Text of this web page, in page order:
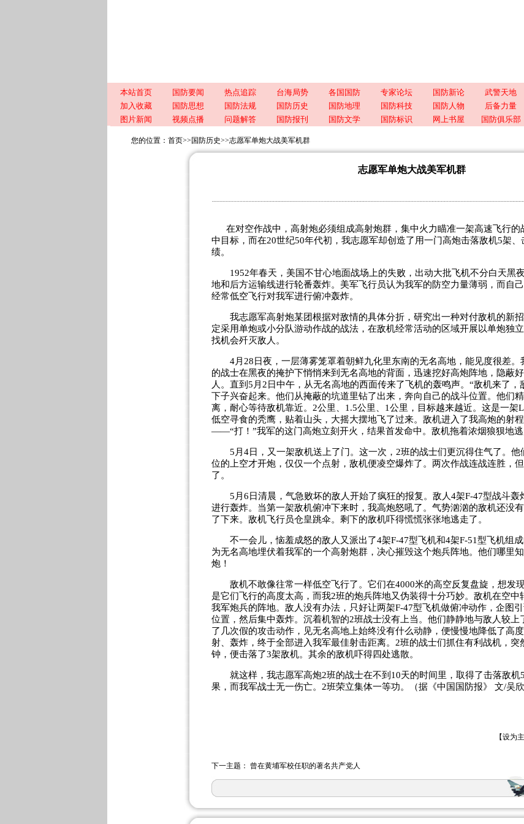
本站首页 国防要闻 热点追踪 台海局势 各国国防 专家论坛 国防新论 武警天地
加入收藏
国防思想 国防法规 国防历史 国防地理 国防科技 国防人物 后备力量
图片新闻
视频点播 问题解答 国防报刊 国防文学 国防标识 网上书屋 国防俱乐部
您的位置： 首页>> 国防历史>>志愿军单炮大战美军机群
志愿军单炮大战美军机群
在对空作战中，高射炮必须组成高射炮群，集中火力瞄准一架高速飞行的
中目标，而在20世纪50年代初，我志愿军却创造了用一门高炮击落敌机5架
绩。
1952年春天，美国不甘心地面战场上的失败，出动大批飞机不分白天黑
地和后方运输线进行轮番轰炸。美军飞行员认为我军的防空力量薄弱，而自
经常低空飞行对我军进行俯冲轰炸。
我志愿军高射炮某团根据对敌情的具体分折，研究出一种对付敌机的新
定采用单炮或小分队游动作战的战法，在敌机经常活动的区域开展以单炮独
找机会歼灭敌人。
4月28日夜，一层薄雾笼罩着朝鲜九化里东南的无名高地，能见度很差。
的战士在黑夜的掩护下悄悄来到无名高地的背面，迅速挖好高炮阵地，隐蔽
人。直到5月2日中午，从无名高地的西面传来了飞机的轰鸣声。“敌机来了，
下子兴奋起来。他们从掩蔽的坑道里钻了出来，奔向自己的战斗位置。他们
离，耐心等待敌机靠近。2公里、1.5公里、1公里，目标越来越近。这是一架
低空寻食的秃鹰，贴着山头，大摇大摆地飞了过来。敌机进入了我高炮的射
——“打！”我军的这门高炮立刻开火，结果首发命中。敌机拖着浓烟狼狈地逃
5月4日，又一架敌机送上了门。这一次，2班的战士们更沉得住气了。他
位的上空才开炮，仅仅一个点射，敌机便凌空爆炸了。两次作战连战连胜，
了。
5月6日清晨，气急败坏的敌人开始了疯狂的报复。敌人4架F-47型战斗轰
进行轰炸。当第一架敌机俯冲下来时，我高炮怒吼了。气势汹汹的敌机还没
了下来。敌机飞行员仓皇跳伞。剩下的敌机吓得慌慌张张地逃走了。
不一会儿，恼羞成怒的敌人又派出了4架F-47型飞机和4架F-51型飞机组成
为无名高地埋伏着我军的一个高射炮群，决心摧毁这个炮兵阵地。他们哪里
炮！
敌机不敢像往常一样低空飞行了。它们在4000米的高空反复盘旋，想发
是它们飞行的高度太高，而我2班的炮兵阵地又伪装得十分巧妙。敌机在空中
我军炮兵的阵地。敌人没有办法，只好让两架F-47型飞机做俯冲动作，企图
位置，然后集中轰炸。沉着机智的2班战士没有上当。他们静静地与敌人较上
了几次假的攻击动作，见无名高地上始终没有什么动静，便慢慢地降低了高
射、轰炸，终于全部进入我军最佳射击距离。2班的战士们抓住有利战机，突
钟，便击落了3架敌机。其余的敌机吓得四处逃散。
就这样，我志愿军高炮2班的战士在不到10天的时间里，取得了击落敌机
果，而我军战士无一伤亡。2班荣立集体一等功。（据《中国国防报》 文/吴欣
【设为
下一主题： 曾在黄埔军校任职的著名共产党人